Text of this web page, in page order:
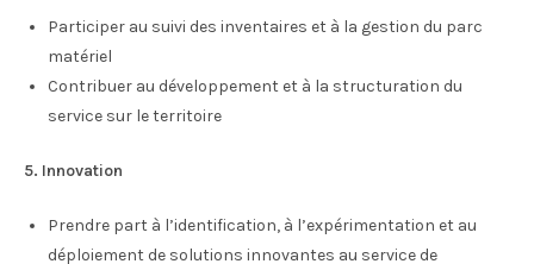
Participer au suivi des inventaires et à la gestion du parc
matériel
Contribuer au développement et à la structuration du
service sur le territoire
5. Innovation
Prendre part à l’identification, à l’expérimentation et au
déploiement de solutions innovantes au service de